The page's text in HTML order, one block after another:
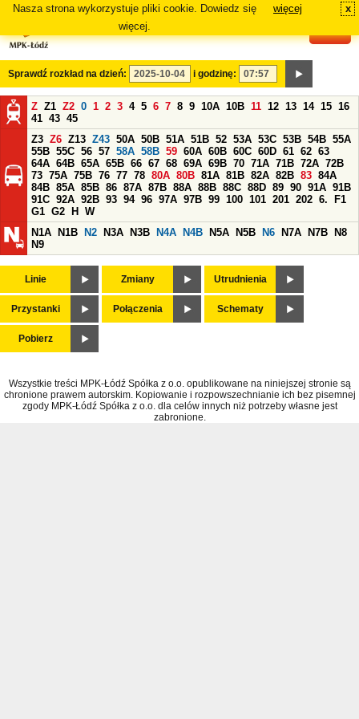
Nasza strona wykorzystuje pliki cookie. Dowiedz się
więcej.
więcej x
Sprawdź rozkład na dzień: i godzinę:
Z Z1 Z2 0 1 2 3 4 5 6 7 8 9 10A 10B 11 12 13 14 15 16
41 43 45
Z3 Z6 Z13 Z43 50A 50B 51A 51B 52 53A 53C 53B 54B 55A
55B 55C 56 57 58A 58B 59 60A 60B 60C 60D 61 62 63
64A 64B 65A 65B 66 67 68 69A 69B 70 71A 71B 72A 72B
73 75A 75B 76 77 78 80A 80B 81A 81B 82A 82B 83 84A
84B 85A 85B 86 87A 87B 88A 88B 88C 88D 89 90 91A 91B
91C 92A 92B 93 94 96 97A 97B 99 100 101 201 202 6.
F1
G1 G2 H
W
N1A
N1B N2 N3A N3B N4A N4B N5A N5B N6 N7A N7B
N8
N9
Linie Zmiany Utrudnienia
Przystanki Połączenia Schematy
Pobierz
Wszystkie treści MPK-Łódź Spółka z o.o. opublikowane na niniejszej stronie są
chronione prawem autorskim. Kopiowanie i rozpowszechnianie ich bez pisemnej
zgody MPK-Łódź Spółka z o.o. dla celów innych niż potrzeby własne jest
zabronione.